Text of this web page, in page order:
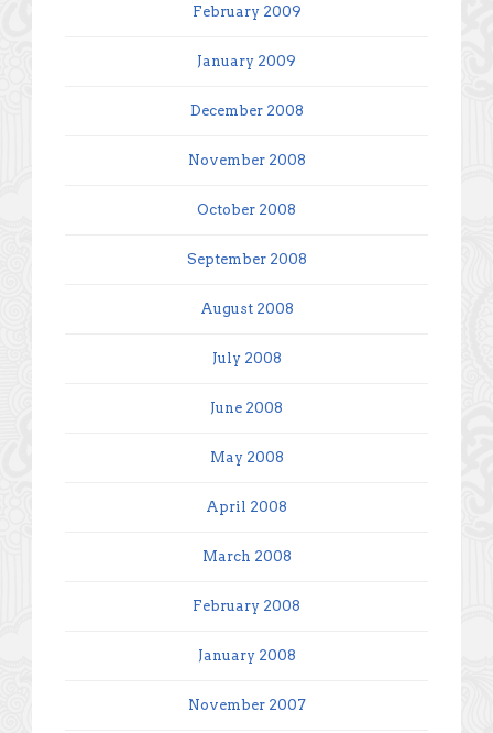
February 2009
January 2009
December 2008
November 2008
October 2008
September 2008
August 2008
July 2008
June 2008
May 2008
April 2008
March 2008
February 2008
January 2008
November 2007